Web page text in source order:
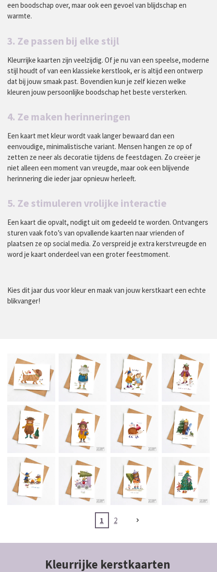
een boodschap over, maar ook een gevoel van blijdschap en
warmte.
3. Ze passen bij elke stijl
Kleurrijke kaarten zijn veelzijdig. Of je nu van een speelse, moderne
stijl houdt of van een klassieke kerstlook, er is altijd een ontwerp
dat bij jouw smaak past. Bovendien kun je zelf kiezen welke
kleuren jouw persoonlijke boodschap het beste versterken.
4. Ze maken herinneringen
Een kaart met kleur wordt vaak langer bewaard dan een
eenvoudige, minimalistische variant. Mensen hangen ze op of
zetten ze neer als decoratie tijdens de feestdagen. Zo creëer je
niet alleen een moment van vreugde, maar ook een blijvende
herinnering die ieder jaar opnieuw herleeft.
5. Ze stimuleren vrolijke interactie
Een kaart die opvalt, nodigt uit om gedeeld te worden. Ontvangers
sturen vaak foto’s van opvallende kaarten naar vrienden of
plaatsen ze op social media. Zo verspreid je extra kerstvreugde en
word je kaart onderdeel van een groter feestmoment.
Kies dit jaar dus voor kleur en maak van jouw kerstkaart een echte
blikvanger!
1 2
Kleurrijke kerstkaarten